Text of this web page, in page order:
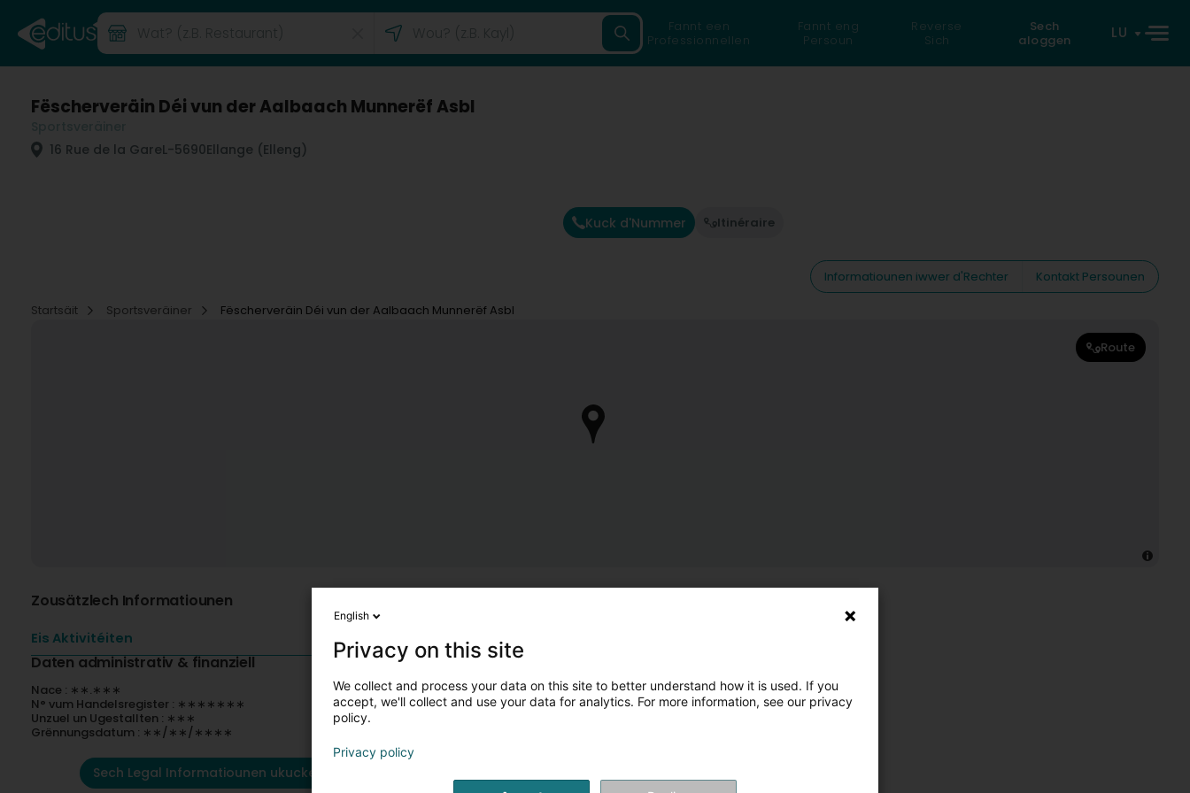
Fannt een
Professionnellen
Fannt eng
Persoun
Reverse
Sich
Sech
aloggen
LU
Fëscherveräin Déi vun der Aalbaach Munnerëf Asbl
16 Rue de la GareL-5690Ellange (Elleng)
Kuck d'Nummer Itinéraire
Informatiounen iwwer d'Rechter
Kontakt Persounen
Startsäit
Sportsveräiner Fëscherveräin Déi vun der Aalbaach Munnerëf Asbl
Route
Zousätzlech Informatiounen
Eis Aktivitéiten
Daten administrativ & finanziell
Nace : ∗∗.∗∗∗
N° vum Handelsregister : ∗∗∗∗∗∗∗
Unzuel un Ugestallten : ∗∗∗
Grënnungsdatum : ∗∗/∗∗/∗∗∗∗
Sech Legal Informatiounen ukucken
English
Privacy on this site
We collect and process your data on this site to better understand how it is used. If you
accept, we'll collect and use your data for analytics. For more information, see our privacy
policy.
Privacy policy